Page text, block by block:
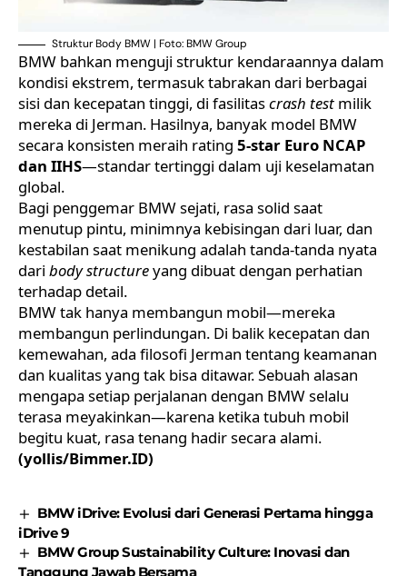
Struktur Body BMW | Foto: BMW Group
BMW bahkan menguji struktur kendaraannya dalam
kondisi ekstrem, termasuk tabrakan dari berbagai
sisi dan kecepatan tinggi, di fasilitascrash test milik
mereka di Jerman. Hasilnya, banyak model BMW
secara konsisten meraih rating 5-star Euro NCAP
dan IIHS—standar tertinggi dalam uji keselamatan
global.
Bagi penggemar BMW sejati, rasa solid saat
menutup pintu, minimnya kebisingan dari luar, dan
kestabilan saat menikung adalah tanda-tanda nyata
dari body structureyang dibuat dengan perhatian
terhadap detail.
BMW tak hanya membangun mobil—mereka
membangun perlindungan. Di balik kecepatan dan
kemewahan, ada filosofi Jerman tentang keamanan
dan kualitas yang tak bisa ditawar. Sebuah alasan
mengapa setiap perjalanan dengan BMW selalu
terasa meyakinkan—karena ketika tubuh mobil
begitu kuat, rasa tenang hadir secara alami.
(yollis/Bimmer.ID)
BMW iDrive: Evolusi dari Generasi Pertama hingga
iDrive 9
BMW Group Sustainability Culture: Inovasi dan
Tanggung Jawab Bersama